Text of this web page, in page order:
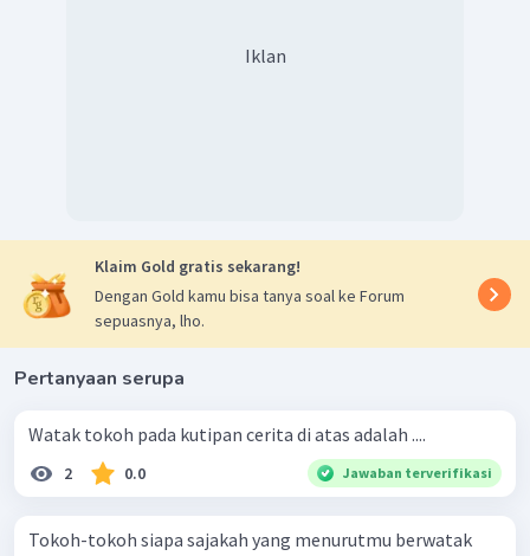
Iklan
Klaim Gold gratis sekarang!
Dengan Gold kamu bisa tanya soal ke Forum
sepuasnya, lho.
Pertanyaan serupa
Watak tokoh pada kutipan cerita di atas adalah ....
2 0.0 Jawaban terverifikasi
Tokoh-tokoh siapa sajakah yang menurutmu berwatak